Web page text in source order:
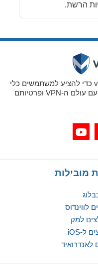
הרשת.
הקמנו את vpnMentor כדי להציע למשתמשים כלי
מחויב ומועיל שיסייע להם להתמודד עם עולם ה-VPN ופרטיותם
מובילות